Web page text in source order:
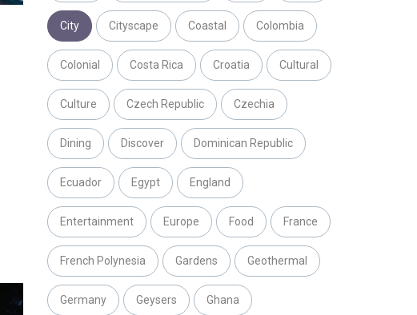
City Cityscape Coastal Colombia
Colonial Costa Rica Croatia Cultural
Culture Czech Republic Czechia
Dining Discover Dominican Republic
Ecuador Egypt England
Entertainment Europe Food France
French Polynesia Gardens Geothermal
Germany Geysers Ghana